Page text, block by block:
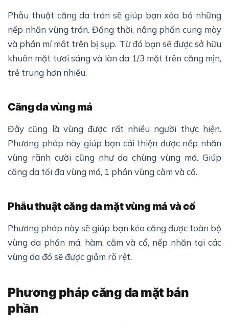
Phẫu thuật căng da trán sẽ giúp bạn xóa bỏ những
nếp nhăn vùng trán. Đồng thời, nâng phần cung mày
và phần mí mắt trên bị sụp. Từ đó bạn sẽ được sở hữu
khuôn mặt tươi sáng và làn da 1/3 mặt trên căng mịn,
trẻ trung hơn nhiều.
Căng da vùng má
Đây cũng là vùng được rất nhiều người thực hiện.
Phương pháp này giúp bạn cải thiện được nếp nhăn
vùng rãnh cười cũng như da chùng vùng má. Giúp
căng da tối đa vùng má, 1 phần vùng cằm và cổ.
Phẫu thuật căng da mặt vùng má và cổ
Phương pháp này sẽ giúp bạn kéo căng được toàn bộ
vùng da phần má, hàm, cằm và cổ, nếp nhăn tại các
vùng da đó sẽ được giảm rõ rệt.
Phương pháp căng da mặt bán
phần